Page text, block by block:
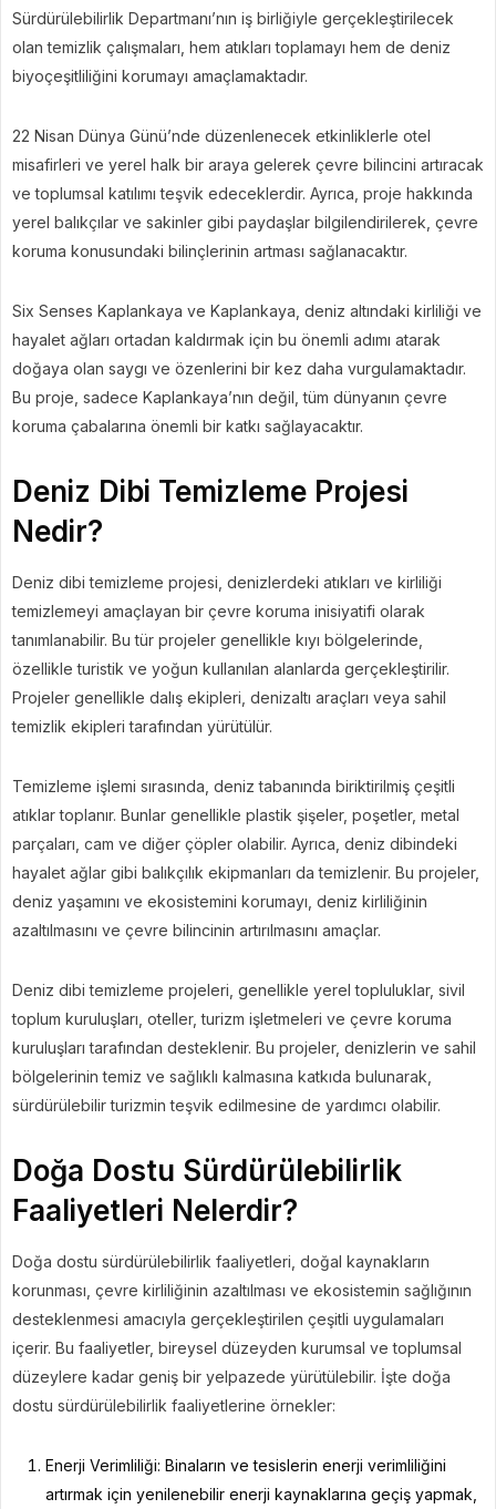
Sürdürülebilirlik Departmanı’nın iş birliğiyle gerçekleştirilecek
olan temizlik çalışmaları, hem atıkları toplamayı hem de deniz
biyoçeşitliliğini korumayı amaçlamaktadır.
22 Nisan Dünya Günü’nde düzenlenecek etkinliklerle otel
misafirleri ve yerel halk bir araya gelerek çevre bilincini artıracak
ve toplumsal katılımı teşvik edeceklerdir. Ayrıca, proje hakkında
yerel balıkçılar ve sakinler gibi paydaşlar bilgilendirilerek, çevre
koruma konusundaki bilinçlerinin artması sağlanacaktır.
Six Senses Kaplankaya ve Kaplankaya, deniz altındaki kirliliği ve
hayalet ağları ortadan kaldırmak için bu önemli adımı atarak
doğaya olan saygı ve özenlerini bir kez daha vurgulamaktadır.
Bu proje, sadece Kaplankaya’nın değil, tüm dünyanın çevre
koruma çabalarına önemli bir katkı sağlayacaktır.
Deniz Dibi Temizleme Projesi
Nedir?
Deniz dibi temizleme projesi, denizlerdeki atıkları ve kirliliği
temizlemeyi amaçlayan bir çevre koruma inisiyatifi olarak
tanımlanabilir. Bu tür projeler genellikle kıyı bölgelerinde,
özellikle turistik ve yoğun kullanılan alanlarda gerçekleştirilir.
Projeler genellikle dalış ekipleri, denizaltı araçları veya sahil
temizlik ekipleri tarafından yürütülür.
Temizleme işlemi sırasında, deniz tabanında biriktirilmiş çeşitli
atıklar toplanır. Bunlar genellikle plastik şişeler, poşetler, metal
parçaları, cam ve diğer çöpler olabilir. Ayrıca, deniz dibindeki
hayalet ağlar gibi balıkçılık ekipmanları da temizlenir. Bu projeler,
deniz yaşamını ve ekosistemini korumayı, deniz kirliliğinin
azaltılmasını ve çevre bilincinin artırılmasını amaçlar.
Deniz dibi temizleme projeleri, genellikle yerel topluluklar, sivil
toplum kuruluşları, oteller, turizm işletmeleri ve çevre koruma
kuruluşları tarafından desteklenir. Bu projeler, denizlerin ve sahil
bölgelerinin temiz ve sağlıklı kalmasına katkıda bulunarak,
sürdürülebilir turizmin teşvik edilmesine de yardımcı olabilir.
Doğa Dostu Sürdürülebilirlik
Faaliyetleri Nelerdir?
Doğa dostu sürdürülebilirlik faaliyetleri, doğal kaynakların
korunması, çevre kirliliğinin azaltılması ve ekosistemin sağlığının
desteklenmesi amacıyla gerçekleştirilen çeşitli uygulamaları
içerir. Bu faaliyetler, bireysel düzeyden kurumsal ve toplumsal
düzeylere kadar geniş bir yelpazede yürütülebilir. İşte doğa
dostu sürdürülebilirlik faaliyetlerine örnekler:
Enerji Verimliliği: Binaların ve tesislerin enerji verimliliğini
artırmak için yenilenebilir enerji kaynaklarına geçiş yapmak,